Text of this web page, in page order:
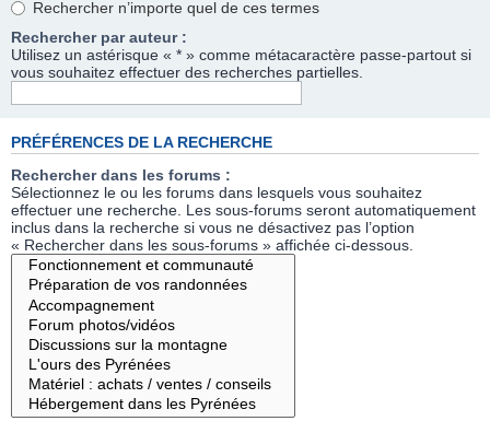
Rechercher n’importe quel de ces termes
Rechercher par auteur :
Utilisez un astérisque « * » comme métacaractère passe-partout si
vous souhaitez effectuer des recherches partielles.
PRÉFÉRENCES DE LA RECHERCHE
Rechercher dans les forums :
Sélectionnez le ou les forums dans lesquels vous souhaitez
effectuer une recherche. Les sous-forums seront automatiquement
inclus dans la recherche si vous ne désactivez pas l’option
« Rechercher dans les sous-forums » affichée ci-dessous.